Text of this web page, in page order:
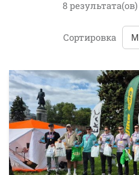
8
Сортировка